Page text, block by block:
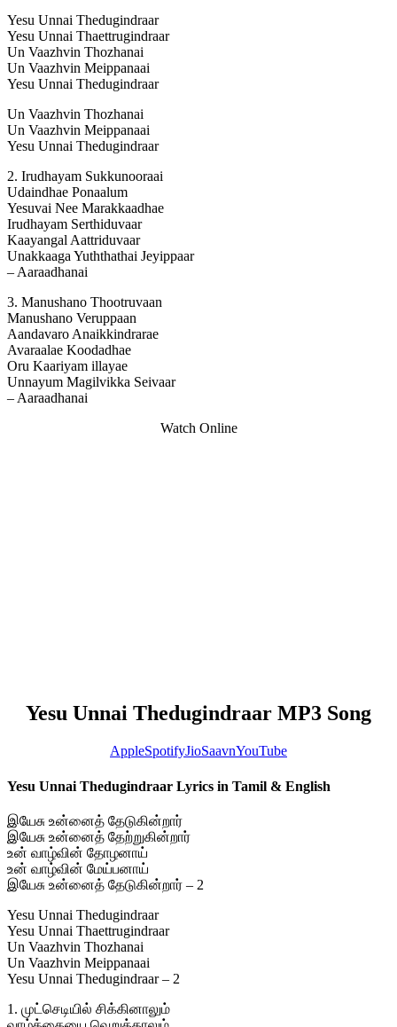
Yesu Unnai Thedugindraar
Yesu Unnai Thaettrugindraar
Un Vaazhvin Thozhanai
Un Vaazhvin Meippanaai
Yesu Unnai Thedugindraar
Un Vaazhvin Thozhanai
Un Vaazhvin Meippanaai
Yesu Unnai Thedugindraar
2. Irudhayam Sukkunooraai
Udaindhae Ponaalum
Yesuvai Nee Marakkaadhae
Irudhayam Serthiduvaar
Kaayangal Aattriduvaar
Unakkaaga Yuththathai Jeyippaar
– Aaraadhanai
3. Manushano Thootruvaan
Manushano Veruppaan
Aandavaro Anaikkindrarae
Avaraalae Koodadhae
Oru Kaariyam illayae
Unnayum Magilvikka Seivaar
– Aaraadhanai
Watch Online
Yesu Unnai Thedugindraar MP3 Song
AppleSpotifyJioSaavnYouTube
Yesu Unnai Thedugindraar Lyrics in Tamil & English
இயேசு உன்னைத் தேடுகின்றார்
இயேசு உன்னைத் தேற்றுகின்றார்
உன் வாழ்வின் தோழனாய்
உன் வாழ்வின் மேய்பனாய்
இயேசு உன்னைத் தேடுகின்றார் – 2
Yesu Unnai Thedugindraar
Yesu Unnai Thaettrugindraar
Un Vaazhvin Thozhanai
Un Vaazhvin Meippanaai
Yesu Unnai Thedugindraar – 2
1. முட்செடியில் சிக்கினாலும்